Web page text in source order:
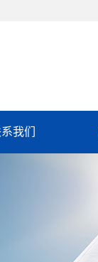
我们